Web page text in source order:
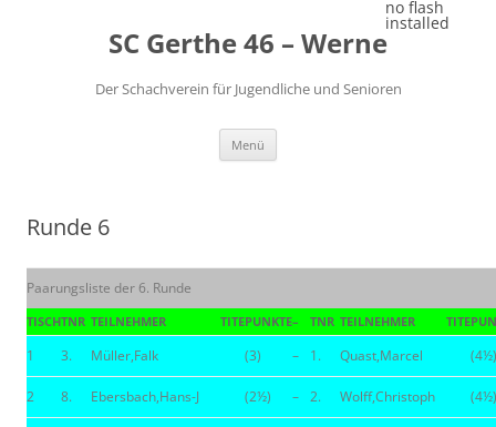
SC Gerthe 46 – Werne
Der Schachverein für Jugendliche und Senioren
Menü
Runde 6
Paarungsliste der 6. Runde
TISCHTNR TEILNEHMER TITEPUNKTE– TNR TEILNEHMER TITE
1 3. Müller,Falk (3) – 1. Quast,Marcel (4½)
2 8. Ebersbach,Hans-J (2½) – 2. Wolff,Christoph (4½)
no flash
installed